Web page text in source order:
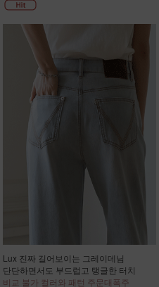
Lux 진짜 길어보이는 그레이데님
단단하면서도 부드럽고 탱글한 터치
비교 불가 컬러와 패턴 주문대폭주